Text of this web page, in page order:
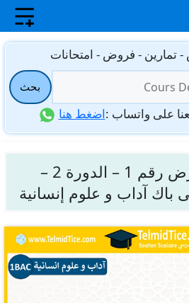
- فروض - امتحانات
بحث
على واتساب :اضغط هنا
نماذج من الفرض رقم 1 – الدورة 2 –
باك آداب و علوم إنسانية